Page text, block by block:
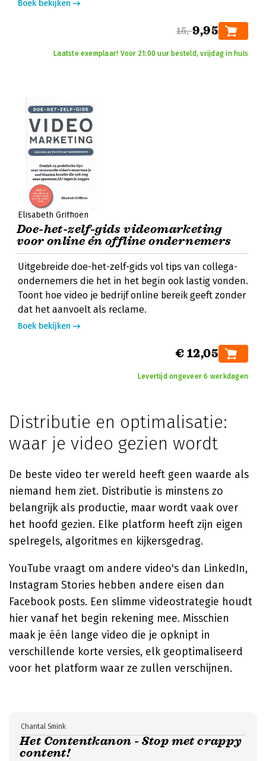
Boek bekijken
15,-9,95
Laatste exemplaar! Voor 21:00 uur besteld, vrijdag in huis
Elisabeth Griffioen
Doe-het-zelf-gids videomarketing
voor online én offline ondernemers
Uitgebreide doe-het-zelf-gids vol tips van collega-
ondernemers die het in het begin ook lastig vonden.
Toont hoe video je bedrijf online bereik geeft zonder
dat het aanvoelt als reclame.
Boek bekijken
€ 12,05
Levertijd ongeveer 6 werkdagen
Distributie en optimalisatie:
waar je video gezien wordt
De beste video ter wereld heeft geen waarde als
niemand hem ziet. Distributie is minstens zo
belangrijk als productie, maar wordt vaak over
het hoofd gezien. Elke platform heeft zijn eigen
spelregels, algoritmes en kijkersgedrag.
YouTube vraagt om andere video's dan LinkedIn,
Instagram Stories hebben andere eisen dan
Facebook posts. Een slimme videostrategie houdt
hier vanaf het begin rekening mee. Misschien
maak je één lange video die je opknipt in
verschillende korte versies, elk geoptimaliseerd
voor het platform waar ze zullen verschijnen.
Het Contentkanon - Stop met crappy
content!
Chantal Smink